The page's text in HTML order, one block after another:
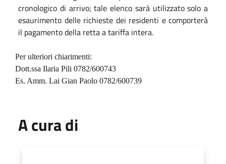
cronologico di arrivo; tale elenco sarà utilizzato solo a
esaurimento delle richieste dei residenti e comporterà
il pagamento della retta a tariffa intera.
Per ulteriori chiarimenti:
Dott.ssa Ilaria Pili 0782/600743
Es. Amm. Lai Gian Paolo 0782/600739
A cura di